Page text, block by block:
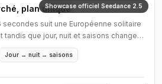
Showcase officiel Seedance 2.5
plan unique
suit une Européenne solitaire
tandis que jour, nuit et saisons changent
Jour → nuit → saisons